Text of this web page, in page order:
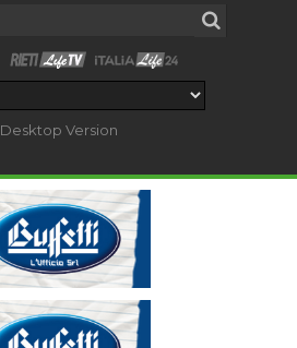
Desktop Version